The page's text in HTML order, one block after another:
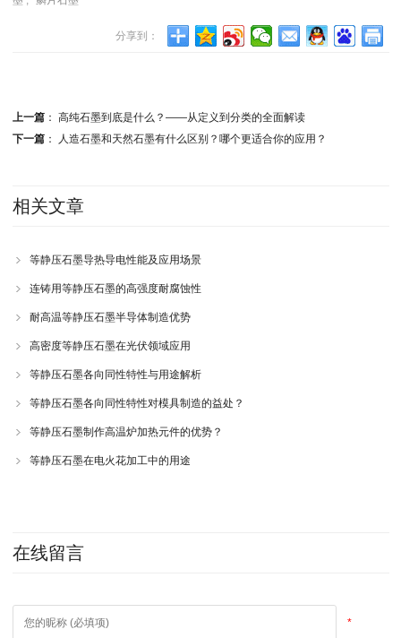
分享到：
上一篇： 高纯石墨到底是什么？——从定义到分类的全面解读
下一篇： 人造石墨和天然石墨有什么区别？哪个更适合你的应用？
相关文章
等静压石墨导热导电性能及应用场景
连铸用等静压石墨的高强度耐腐蚀性
耐高温等静压石墨半导体制造优势
高密度等静压石墨在光伏领域应用
等静压石墨各向同性特性与用途解析
等静压石墨各向同性特性对模具制造的益处？
等静压石墨制作高温炉加热元件的优势？
等静压石墨在电火花加工中的用途
在线留言
*